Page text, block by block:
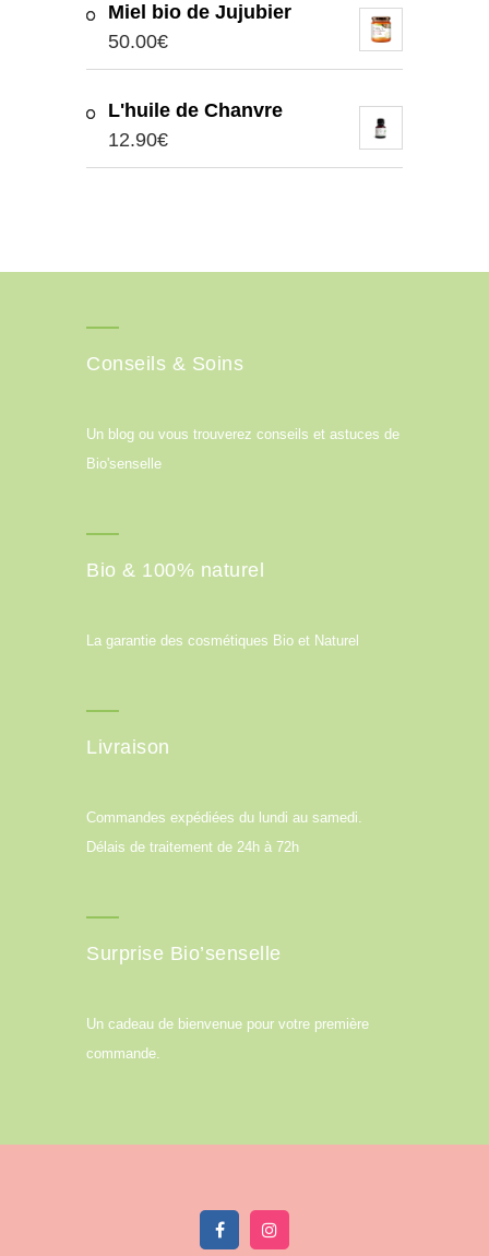
Miel bio de Jujubier
50.00€
L'huile de Chanvre
12.90€
Conseils & Soins
Un blog ou vous trouverez conseils et astuces de
Bio'senselle
Bio & 100% naturel
La garantie des cosmétiques Bio et Naturel
Livraison
Commandes expédiées du lundi au samedi.
Délais de traitement de 24h à 72h
Surprise Bio’senselle
Un cadeau de bienvenue pour votre première
commande.